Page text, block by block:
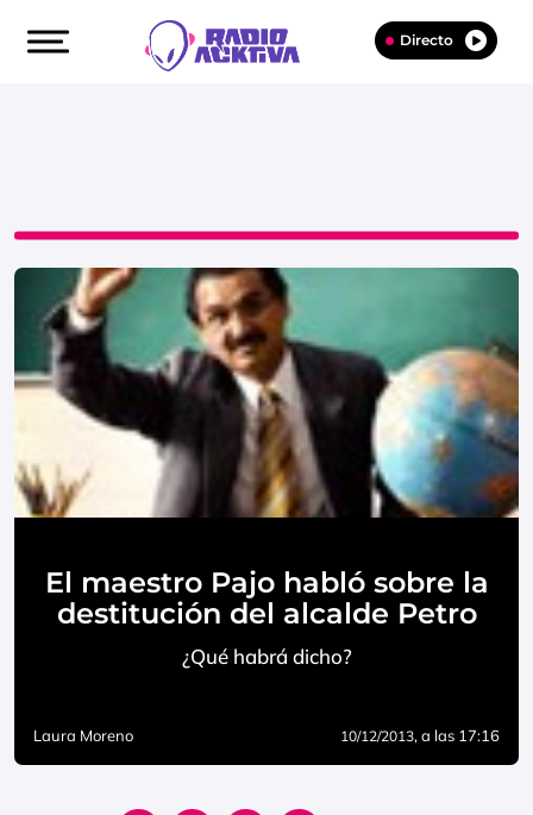
Directo
El maestro Pajo habló sobre la
destitución del alcalde Petro
¿Qué habrá dicho?
Laura Moreno 10/12/2013, a las 17:16